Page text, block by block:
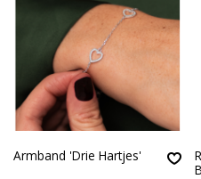
Armband 'Drie Hartjes'